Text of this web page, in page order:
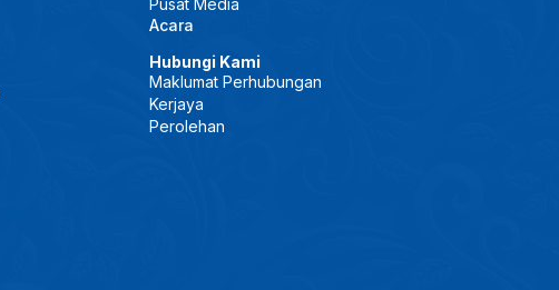
Acara
Hubungi Kami
Maklumat Perhubungan
Kerjaya
Perolehan